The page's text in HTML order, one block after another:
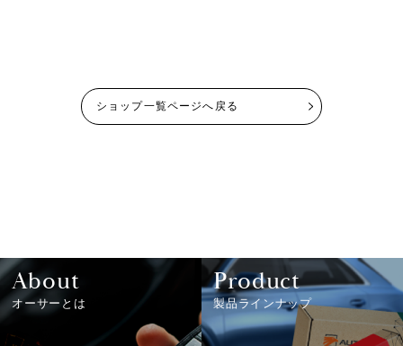
ショップ一覧ページへ戻る
About
オーサーとは
Product
製品ラインナップ